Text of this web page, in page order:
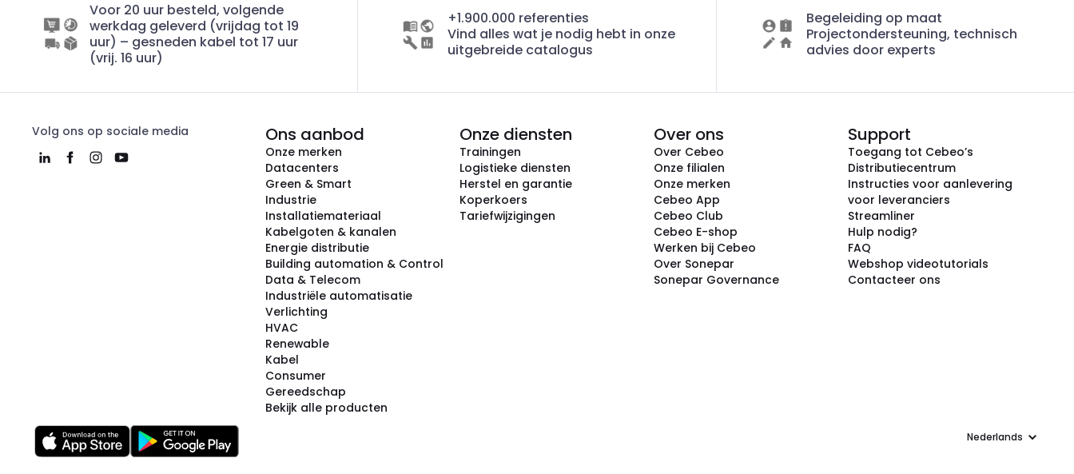
Voor 20 uur besteld, volgende
werkdag geleverd (vrijdag tot 19
uur) – gesneden kabel tot 17 uur
(vrij. 16 uur)
+1.900.000 referenties
Vind alles wat je nodig hebt in onze
uitgebreide catalogus
Begeleiding op maat
Projectondersteuning, technisch
advies door experts
Volg ons op sociale media Ons aanbod
Onze merken
Datacenters
Green & Smart
Industrie
Installatiemateriaal
Kabelgoten & kanalen
Energie distributie
Building automation & Control
Data & Telecom
Industriële automatisatie
Verlichting
HVAC
Renewable
Kabel
Consumer
Gereedschap
Bekijk alle producten
Onze diensten
Trainingen
Logistieke diensten
Herstel en garantie
Koperkoers
Tariefwijzigingen
Over ons
Over Cebeo
Onze filialen
Onze merken
Cebeo App
Cebeo Club
Cebeo E-shop
Werken bij Cebeo
Over Sonepar
Sonepar Governance
Support
Toegang tot Cebeo’s
Distributiecentrum
Instructies voor aanlevering
voor leveranciers
Streamliner
Hulp nodig?
FAQ
Webshop videotutorials
Contacteer ons
Taal